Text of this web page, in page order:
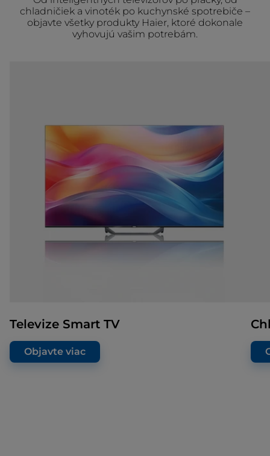
chladničiek a vinoték po kuchynské spotrebiče –
objavte všetky produkty Haier, ktoré dokonale
vyhovujú vašim potrebám.
Televize Smart TV
Objavte viac